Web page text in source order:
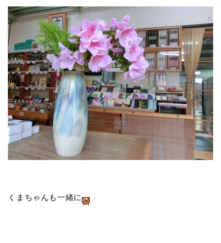
くまちゃんも一緒に